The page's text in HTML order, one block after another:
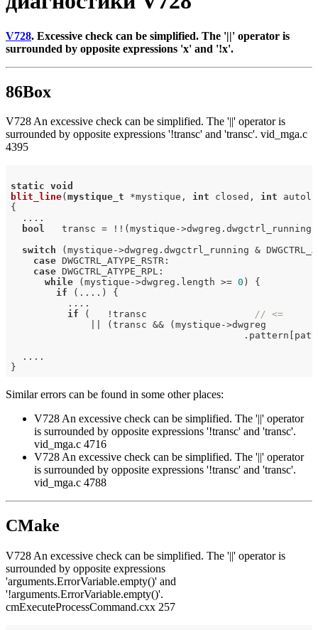
V728. Excessive check can be simplified. The '||' operator is
surrounded by opposite expressions 'x' and '!x'.
86Box
V728 An excessive check can be simplified. The '||' operator is
surrounded by opposite expressions '!transc' and 'transc'. vid_mga.c
4395
static void
blit_line( mystique_t *mystique, int closed, int
{
  ....
bool
transc = !!(mystique->dwgreg.dwgctrl_running
switch (mystique->dwgreg.dwgctrl_running &
case DWGCTRL_ATYPE_RSTR:
case DWGCTRL_ATYPE_RPL:
while (mystique->dwgreg.length >= 0 ) {
if (....) {
          ....
if (   !transc
// <=
              || (transc && (mystique->dwgreg
  ....
Similar errors can be found in some other places:
V728 An excessive check can be simplified. The '||' operator
is surrounded by opposite expressions '!transc' and 'transc'.
vid_mga.c 4716
V728 An excessive check can be simplified. The '||' operator
is surrounded by opposite expressions '!transc' and 'transc'.
vid_mga.c 4788
CMake
V728 An excessive check can be simplified. The '||' operator is
surrounded by opposite expressions
'arguments.ErrorVariable.empty()' and
'!arguments.ErrorVariable.empty()'.
cmExecuteProcessCommand.cxx 257